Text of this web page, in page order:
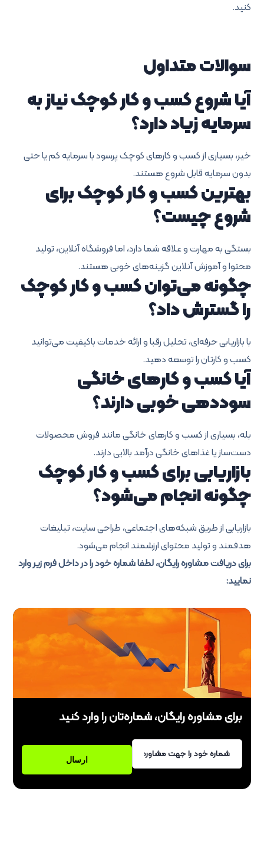
کنید.
سوالات متداول
آیا شروع کسب و کار کوچک نیاز به
سرمایه زیاد دارد؟
خیر، بسیاری از کسب و کارهای کوچک پرسود با سرمایه کم یا حتی
بدون سرمایه قابل شروع هستند.
بهترین کسب و کار کوچک برای
شروع چیست؟
بستگی به مهارت و علاقه شما دارد، اما فروشگاه آنلاین، تولید
محتوا و آموزش آنلاین گزینه‌های خوبی هستند.
چگونه می‌توان کسب و کار کوچک
را گسترش داد؟
با بازاریابی حرفه‌ای، تحلیل رقبا و ارائه خدمات باکیفیت می‌توانید
کسب و کارتان را توسعه دهید.
آیا کسب و کارهای خانگی
سوددهی خوبی دارند؟
بله، بسیاری از کسب و کارهای خانگی مانند فروش محصولات
دست‌ساز یا غذاهای خانگی درآمد بالایی دارند.
بازاریابی برای کسب و کار کوچک
چگونه انجام می‌شود؟
بازاریابی از طریق شبکه‌های اجتماعی، طراحی سایت، تبلیغات
هدفمند و تولید محتوای ارزشمند انجام می‌شود.
برای دریافت مشاوره رایگان، لطفا شماره خود را در داخل فرم زیر وارد
نمایید:
برای مشاوره رایگان، شماره‌تان را وارد کنید